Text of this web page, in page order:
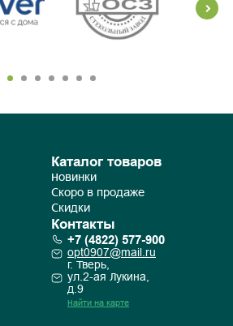
Каталог товаров
Новинки
Скоро в продаже
Скидки
Контакты
+7 (4822) 577-900
opt0907@mail.ru
г. Тверь,
ул.2-ая Лукина,
д.9
Найти на карте